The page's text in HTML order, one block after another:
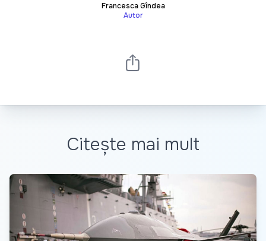
Francesca Gîndea
Autor
Citește mai mult